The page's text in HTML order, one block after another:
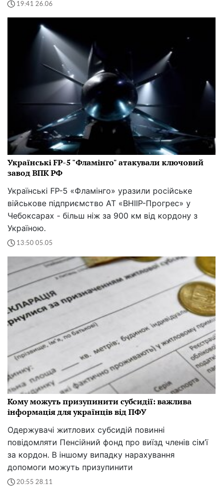
19:41 26.06
Українські FP-5 "Фламінго" атакували ключовий
завод ВПК РФ
Українські FP-5 «Фламінго» уразили російське
військове підприємство АТ «ВНІІР-Прогрес» у
Чебоксарах - більш ніж за 900 км від кордону з
Україною.
13:50 05.05
Кому можуть призупинити субсидії: важлива
інформація для українців від ПФУ
Одержувачі житлових субсидій повинні
повідомляти Пенсійний фонд про виїзд членів сім’ї
за кордон. В іншому випадку нарахування
допомоги можуть призупинити
20:55 28.11